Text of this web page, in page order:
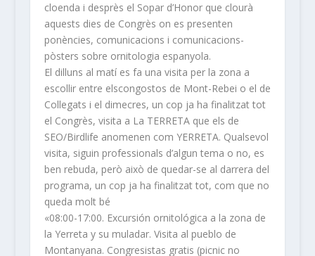
cloenda i desprès el Sopar d’Honor que clourà
aquests dies de Congrès on es presenten
ponències, comunicacions i comunicacions-
pòsters sobre ornitologia espanyola.
El dilluns al matí es fa una visita per la zona a
escollir entre elscongostos de Mont-Rebei o el de
Collegats i el dimecres, un cop ja ha finalitzat tot
el Congrès, visita a La TERRETA que els de
SEO/Birdlife anomenen com YERRETA. Qualsevol
visita, siguin professionals d’algun tema o no, es
ben rebuda, però això de quedar-se al darrera del
programa, un cop ja ha finalitzat tot, com que no
queda molt bé
«08:00-17:00. Excursión ornitológica a la zona de
la Yerreta y su muladar. Visita al pueblo de
Montanyana. Congresistas gratis (picnic no